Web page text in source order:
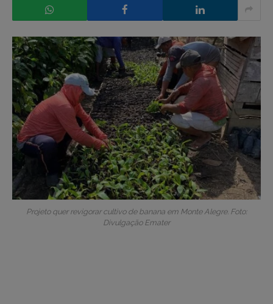
Projeto quer revigorar cultivo de banana em Monte Alegre. Foto:
Divulgação Emater